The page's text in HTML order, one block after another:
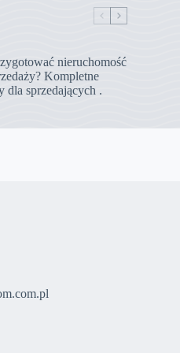
nieruchomość
Kompletne
dla sprzedających .